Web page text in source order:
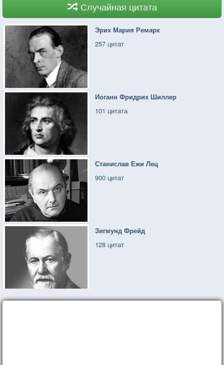
Случайная цитата
Эрих Мария Ремарк
257 цитат
Иоганн Фридрих Шиллер
101 цитата
Станислав Ежи Лец
900 цитат
Зигмунд Фрейд
128 цитат